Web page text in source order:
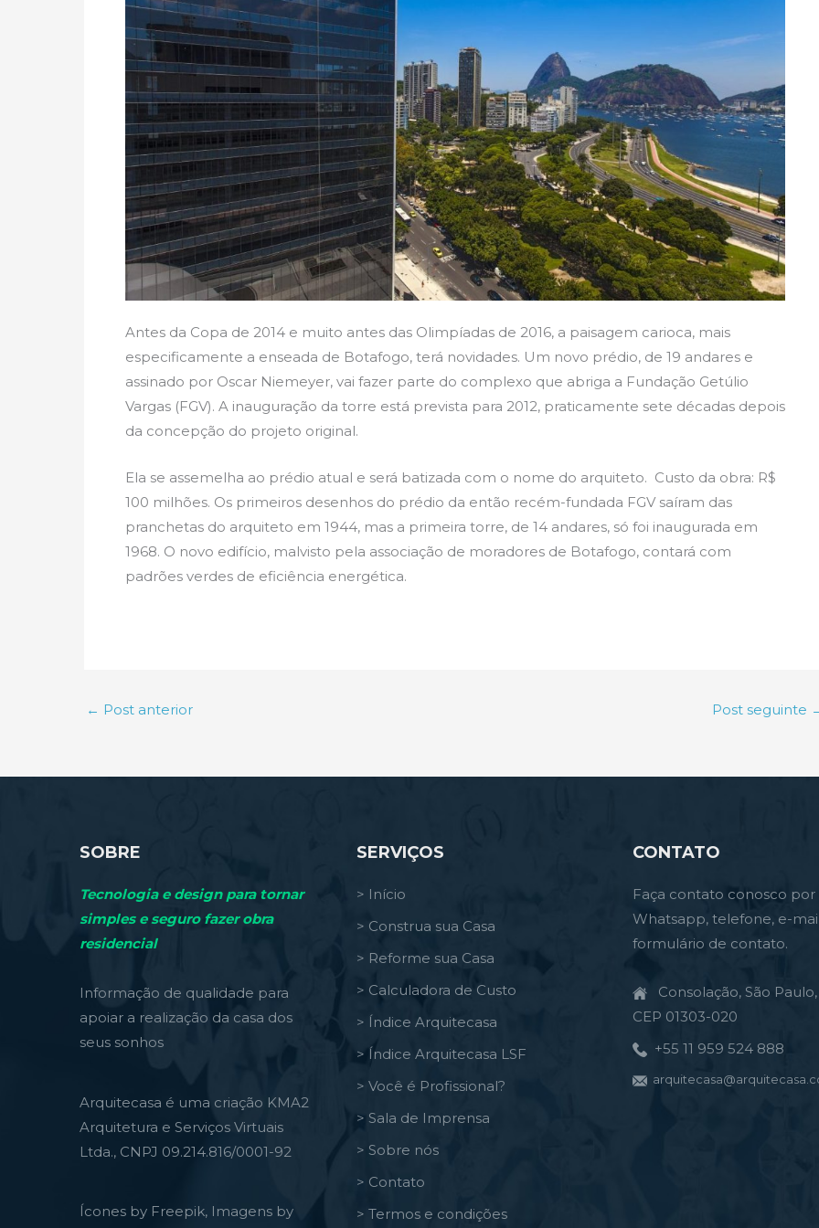
Antes da Copa de 2014 e muito antes das Olimpíadas de 2016, a paisagem carioca, mais
especificamente a enseada de Botafogo, terá novidades. Um novo prédio, de 19 andares e
assinado por Oscar Niemeyer, vai fazer parte do complexo que abriga a Fundação Getúlio
Vargas (FGV). A inauguração da torre está prevista para 2012, praticamente sete décadas depois
da concepção do projeto original.
Ela se assemelha ao prédio atual e será batizada com o nome do arquiteto. Custo da obra: R$
100 milhões. Os primeiros desenhos do prédio da então recém-fundada FGV saíram das
pranchetas do arquiteto em 1944, mas a primeira torre, de 14 andares, só foi inaugurada em
1968. O novo edifício, malvisto pela associação de moradores de Botafogo, contará com
padrões verdes de eficiência energética.
← Post anterior Post seguinte
SOBRE
Tecnologia e design para tornar
simples e seguro fazer obra
residencial
Informação de qualidade para
apoiar a realização da casa dos
seus sonhos
Arquitecasa é uma criação KMA2
Arquitetura e Serviços Virtuais
Ltda., CNPJ 09.214.816/0001-92
Ícones by Freepik, Imagens by
SERVIÇOS
> Início
> Construa sua Casa
> Reforme sua Casa
> Calculadora de Custo
> Índice Arquitecasa
> Índice Arquitecasa LSF
> Você é Profissional?
> Sala de Imprensa
> Sobre nós
> Contato
> Termos e condições
CONTATO
Faça contato conosco por
Whatsapp, telefone, e-
formulário de contato.
Consolação, São Paulo,
CEP 01303-020
+55 11 959 524 888